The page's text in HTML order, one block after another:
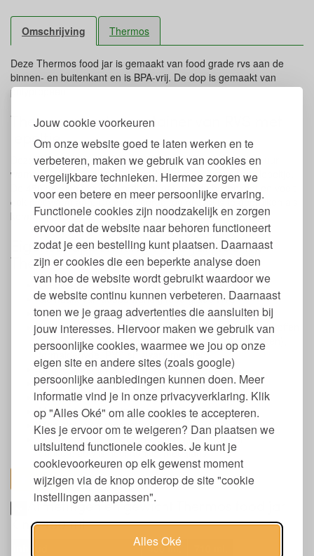
Jouw cookie voorkeuren
Om onze website goed te laten werken en te
verbeteren, maken we gebruik van cookies en
vergelijkbare technieken. Hiermee zorgen we
voor een betere en meer persoonlijke ervaring.
Functionele cookies zijn noodzakelijk en zorgen
ervoor dat de website naar behoren functioneert
zodat je een bestelling kunt plaatsen. Daarnaast
zijn er cookies die een beperkte analyse doen
van hoe de website wordt gebruikt waardoor we
de website continu kunnen verbeteren. Daarnaast
tonen we je graag advertenties die aansluiten bij
jouw interesses. Hiervoor maken we gebruik van
persoonlijke cookies, waarmee we jou op onze
eigen site en andere sites (zoals google)
persoonlijke aanbiedingen kunnen doen. Meer
informatie vind je in onze privacyverklaring. Klik
op "Alles Oké" om alle cookies te accepteren.
Kies je ervoor om te weigeren? Dan plaatsen we
uitsluitend functionele cookies. Je kunt je
cookievoorkeuren op elk gewenst moment
wijzigen via de knop onderop de site "cookie
instellingen aanpassen".
Alles Oké
Omschrijving Thermos
Deze Thermos food jar is gemaakt van food grade rvs aan de
binnen- en buitenkant en is BPA-vrij. De dop is gemaakt van
polypropeen.
Thermos voedselcontainer van RVS met
lepeltje
Deze Thermos voedselcontainer houdt 450 ml voedsel 7 uur
warm of 9 uur koud en wordt geleverd met opvouwbaar lepeltje.
De 450 ml King foodjar wordt niet nat aan de buitenkant en voelt
ook niet warm aan. De geïsoleerde top deksel is te gebruiken als
kommetje om uit te eten.
Eigenschappen King Food Jar 450 ml
Thermos
Lekdicht
Gemaakt van dubbelwandig food grade RVS
Afsluitende dop gemaakt van polypropeen
Vrij van hormoonverstorende en andere schadelijke stoffen
zoals BPA, BPS, schadelijke weekmakers (incl. ftalaten),
formaldehyde, PVC en zware metalen
Dubbelwandig vacuüm geïsoleerd
Inclusief opvouwbaar lepeltje
Geschikt voor warm en koud voedsel
Mag niet in de vaatwasser
Mag niet in de magnetron
Verkrijgbaar in 7 kleuren, zwart is mat zwart en
donkerblauw is heel donker met glans
toon alles
Afmetingen en gewicht Thermos food jar
King 450 ml
450 ml.